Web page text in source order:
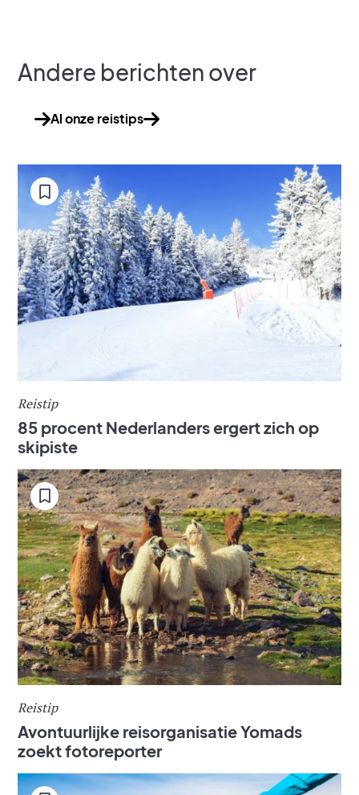
Andere berichten over
Al onze reistips
Reistip
85 procent Nederlanders ergert zich op
skipiste
Reistip
Avontuurlijke reisorganisatie Yomads
zoekt fotoreporter